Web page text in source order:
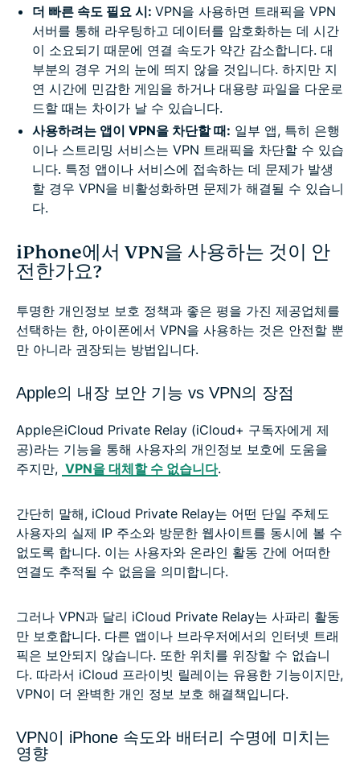
더 빠른 속도 필요 시: VPN을 사용하면 트래픽을 VPN
서버를 통해 라우팅하고 데이터를 암호화하는 데 시간
이 소요되기 때문에 연결 속도가 약간 감소합니다. 대
부분의 경우 거의 눈에 띄지 않을 것입니다. 하지만 지
연 시간에 민감한 게임을 하거나 대용량 파일을 다운로
드할 때는 차이가 날 수 있습니다.
사용하려는 앱이 VPN을 차단할 때: 일부 앱, 특히 은행
이나 스트리밍 서비스는 VPN 트래픽을 차단할 수 있습
니다. 특정 앱이나 서비스에 접속하는 데 문제가 발생
할 경우 VPN을 비활성화하면 문제가 해결될 수 있습니
다.
iPhone에서 VPN을 사용하는 것이 안
전한가요?
투명한 개인정보 보호 정책과 좋은 평을 가진 제공업체를
선택하는 한, 아이폰에서 VPN을 사용하는 것은 안전할 뿐
만 아니라 권장되는 방법입니다.
Apple의 내장 보안 기능 vs VPN의 장점
Apple은iCloud Private Relay (iCloud+ 구독자에게 제
공)라는 기능을 통해 사용자의 개인정보 보호에 도움을
주지만, VPN을 대체할 수 없습니다.
간단히 말해, iCloud Private Relay는 어떤 단일 주체도
사용자의 실제 IP 주소와 방문한 웹사이트를 동시에 볼 수
없도록 합니다. 이는 사용자와 온라인 활동 간에 어떠한
연결도 추적될 수 없음을 의미합니다.
그러나 VPN과 달리 iCloud Private Relay는 사파리 활동
만 보호합니다. 다른 앱이나 브라우저에서의 인터넷 트래
픽은 보안되지 않습니다. 또한 위치를 위장할 수 없습니
다. 따라서 iCloud 프라이빗 릴레이는 유용한 기능이지만,
VPN이 더 완벽한 개인 정보 보호 해결책입니다.
VPN이 iPhone 속도와 배터리 수명에 미치는
영향